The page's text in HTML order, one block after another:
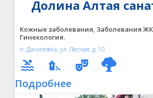
Долина Алтая
Кожные заболевания, Заболевания
Гинекология.
п. Даниловка, ул. Лесная, д. 10
Подробнее